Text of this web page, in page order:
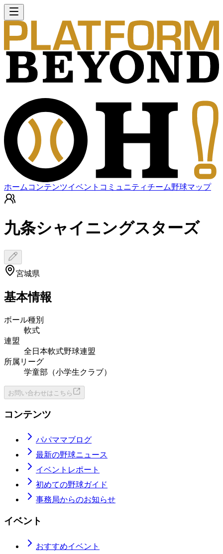
ホーム コンテンツイベント コミュニティチーム野球マップ
九条シャイニングスターズ
宮城県
基本情報
ボール種別
軟式
連盟
全日本軟式野球連盟
所属リーグ
学童部（小学生クラブ）
お問い合わせはこちら
コンテンツ
パパママブログ
最新の野球ニュース
イベントレポート
初めての野球ガイド
事務局からのお知らせ
イベント
おすすめイベント